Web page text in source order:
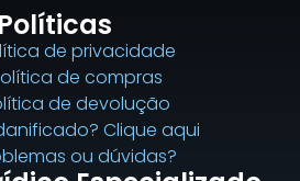
Políticas
de privacidade
de compras
de devolução
Clique aqui
ou dúvidas?